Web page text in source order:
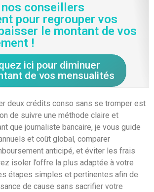
conseillers
pour regrouper vos
le montant de vos
!
ici pour diminuer
de vos mensualités
deux crédits conso sans se tromper est
de suivre une méthode claire et
que journaliste bancaire, je vous guide
et coût global, comparer
anticipé, et éviter les frais
isoler l’offre la plus adaptée à votre
étapes simples et pertinentes afin de
de cause sans sacrifier votre